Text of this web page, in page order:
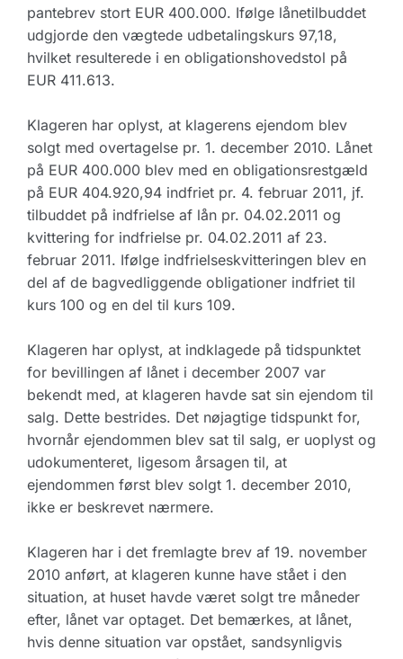
pantebrev stort EUR 400.000. Ifølge lånetilbuddet
udgjorde den vægtede udbetalingskurs 97,18,
hvilket resulterede i en obligationshovedstol på
EUR 411.613.
Klageren har oplyst, at klagerens ejendom blev
solgt med overtagelse pr. 1. december 2010. Lånet
på EUR 400.000 blev med en obligationsrestgæld
på EUR 404.920,94 indfriet pr. 4. februar 2011, jf.
tilbuddet på indfrielse af lån pr. 04.02.2011 og
kvittering for indfrielse pr. 04.02.2011 af 23.
februar 2011. Ifølge indfrielseskvitteringen blev en
del af de bagvedliggende obligationer indfriet til
kurs 100 og en del til kurs 109.
Klageren har oplyst, at indklagede på tidspunktet
for bevillingen af lånet i december 2007 var
bekendt med, at klageren havde sat sin ejendom til
salg. Dette bestrides. Det nøjagtige tidspunkt for,
hvornår ejendommen blev sat til salg, er uoplyst og
udokumenteret, ligesom årsagen til, at
ejendommen først blev solgt 1. december 2010,
ikke er beskrevet nærmere.
Klageren har i det fremlagte brev af 19. november
2010 anført, at klageren kunne have stået i den
situation, at huset havde været solgt tre måneder
efter, lånet var optaget. Det bemærkes, at lånet,
hvis denne situation var opstået, sandsynligvis